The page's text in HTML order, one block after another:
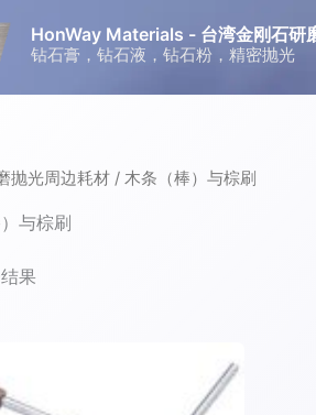
HonWay Materials - 台湾金刚石研
钻石膏，钻石液，钻石粉，精密抛光
抛光周边耗材 / 木条（棒）与棕刷
与棕刷
果